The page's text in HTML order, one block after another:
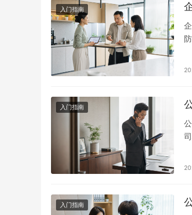
入门指南
入门指南
入门指南